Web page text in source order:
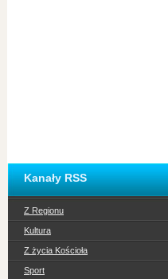
Kanały RSS
Z Regionu
Kultura
Z życia Kościoła
Sport